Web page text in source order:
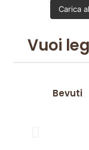
Carica
Vuoi
Bevuti